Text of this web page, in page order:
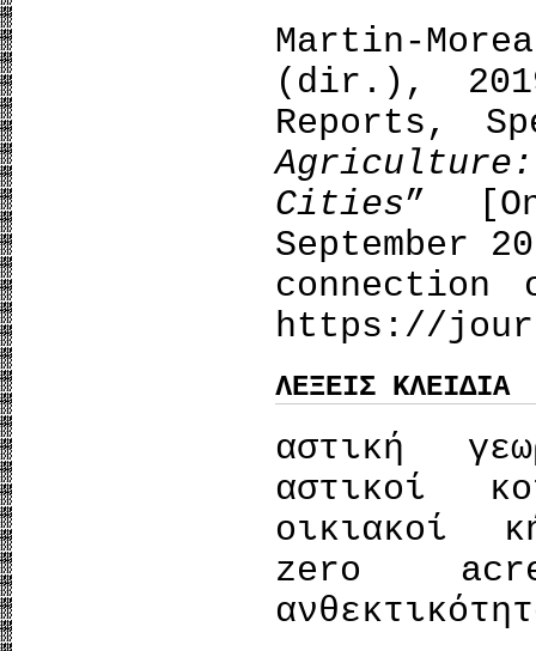
Martin-
(dir.),
Reports,
Cities”
September
connection
https://
ΛΕΞΕΙΣ ΚΛΕΙΔΙΑ
αστική
αστικοί
οικιακοί
zero